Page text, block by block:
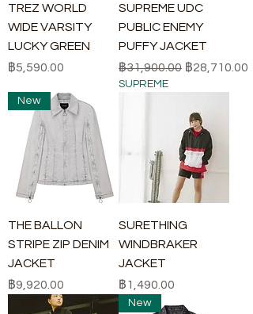
TREZ WORLD
WIDE VARSITY
LUCKY GREEN
ราคา
฿5,590.00
SUPREME UDC
PUBLIC ENEMY
PUFFY JACKET
ราคาปกติ
฿31,900.00 ราคาขายลด
฿28,710.00
SUPREME
New
THE BALLON
STRIPE ZIP DENIM
JACKET
ราคา
฿9,920.00
SURETHING
WINDBRAKER
JACKET
ราคา
฿1,490.00
New